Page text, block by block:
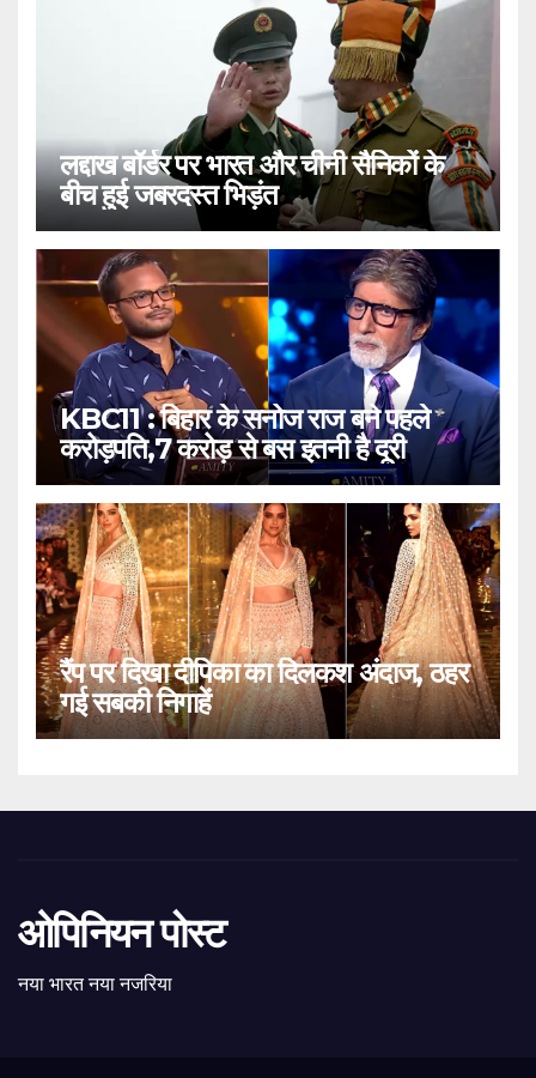
लद्दाख बॉर्डर पर भारत और चीनी सैनिकों के
बीच हुई जबरदस्त भिड़ंत
KBC11 : बिहार के सनोज राज बने पहले
करोड़पति,7 करोड़ से बस इतनी है दूरी
रैंप पर दिखा दीपिका का दिलकश अंदाज, ठहर
गई सबकी निगाहें
ओपिनियन पोस्ट
नया भारत नया नजरिया